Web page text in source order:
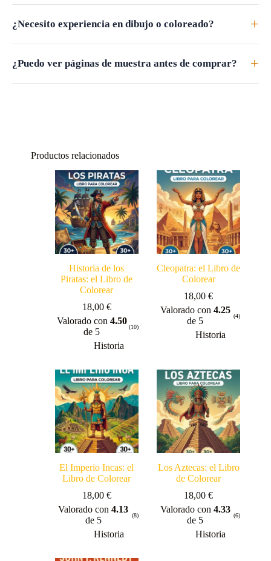
¿Necesito experiencia en dibujo o coloreado? +
¿Puedo ver páginas de muestra antes de comprar? +
Productos relacionados
Historia de los
Piratas: el Libro de
Colorear
18,00 €
Valorado con 4.50
de 5
(10)
Historia
Cleopatra: el Libro de
Colorear
18,00€
Valorado con 4.25
de 5
(4)
Historia
El Imperio Incas: el
Libro de Colorear
18,00 €
Valorado con4.13
de 5
(8)
Historia
Los Aztecas: el Libro
de Colorear
18,00€
Valorado con 4.33
de 5
(6)
Historia